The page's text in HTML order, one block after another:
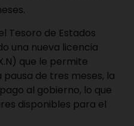
Tesoro de Estados
una nueva licencia
que le permite
de tres meses, la
al gobierno, lo que
disponibles para el